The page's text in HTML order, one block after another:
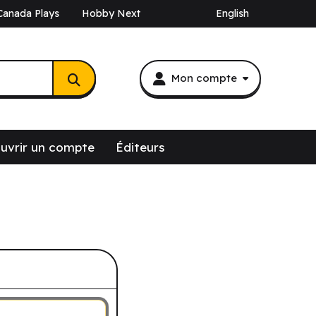
Plays Hobby Next English
Mon compte
un compte Éditeurs